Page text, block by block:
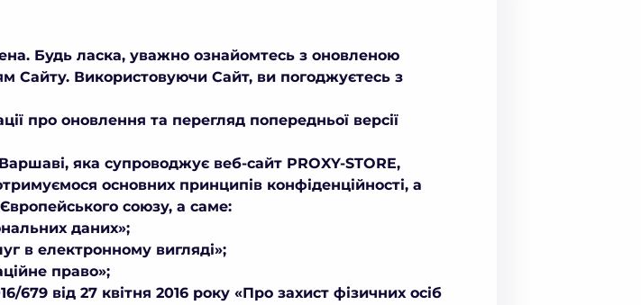
Будь ласка, уважно ознайомтесь з оновленою
Сайту. Використовуючи Сайт, ви погоджуєтесь з
про оновлення та перегляд попередньої версії
яка супроводжує веб-сайт PROXY-STORE,
основних принципів конфіденційності, а
союзу, а саме:
даних»;
в електронному вигляді»;
право»;
від 27 квітня 2016 року «Про захист фізичних осіб